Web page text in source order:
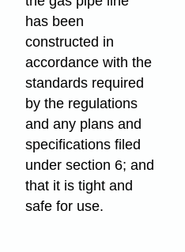
has been
constructed in
accordance with the
standards required
by the regulations
and any plans and
specifications filed
under section 6; and
that it is tight and
safe for use.